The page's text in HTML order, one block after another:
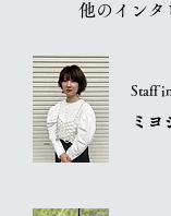
他のインタ
Staff
ミ